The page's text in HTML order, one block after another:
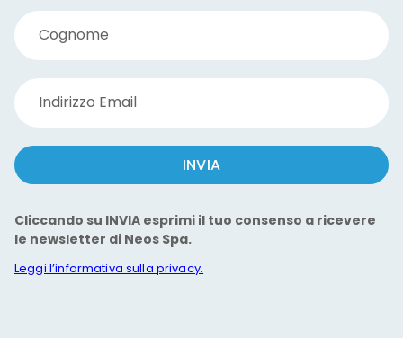
Cognome
Indirizzo Email
INVIA
Cliccando su INVIA esprimi il tuo consenso a ricevere
le newsletter di Neos Spa.
Leggi l’informativa sulla privacy.